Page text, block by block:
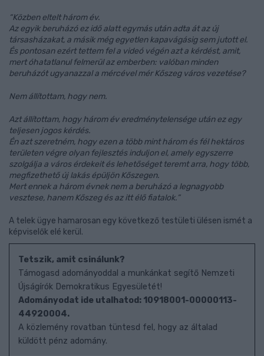
“Közben eltelt három év.
Az egyik beruházó ez idő alatt egymás után adta át az új
társasházakat, a másik még egyetlen kapavágásig sem jutott el.
És pontosan ezért tettem fel a videó végén azt a kérdést, amit,
mert óhatatlanul felmerül az emberben: valóban minden
beruházót ugyanazzal a mércével mér Kőszeg város vezetése?
Nem állítottam, hogy nem.
Azt állítottam, hogy három év eredménytelensége után ez egy
teljesen jogos kérdés.
Én azt szeretném, hogy ezen a több mint három és fél hektáros
területen végre olyan fejlesztés induljon el, amely egyszerre
szolgálja a város érdekeit és lehetőséget teremt arra, hogy több,
megfizethető új lakás épüljön Kőszegen.
Mert ennek a három évnek nem a beruházó a legnagyobb
vesztese, hanem Kőszeg és az itt élő fiatalok.”
A telek ügye hamarosan egy következő testületi ülésen ismét a
képviselők elé kerül.
Tetszik, amit csinálunk?
Támogasd adományoddal a munkánkat segítő Nemzeti
Újságírók Demokratikus Egyesületét!
Adományodat ide utalhatod: 10918001-00000113-
44920004.
A közlemény rovatban tüntesd fel, hogy az általad
küldött pénz adomány.